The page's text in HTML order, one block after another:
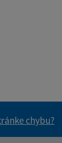
chybu?